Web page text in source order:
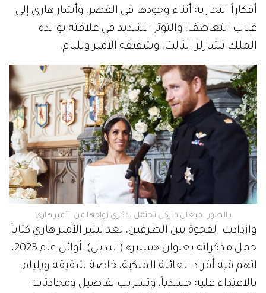
أفكاراً انتحارية أثناء وجودها في القصر، وأشار هاري إلى
غياب التعاطف، والتوتر الشديد في علاقته بوالده
الملك تشارلز الثالث، وشقيقه الأمير ويليام.
بـالصور.. ميغان ماركل تحتفل بذكرى زواجها من الأمير هاري
وازدادت الفجوة بين الطرفين، بعد نشر الأمير هاري كتاباً
حمل مذكراته بعنوان «سبير» (البديل)، أوائل عام 2023،
اتهم فيه أفراد العائلة الملكية، خاصة شقيقه ويليام،
بالاعتداء عليه جسدياً، وتسريب تفاصيل ومحادثات